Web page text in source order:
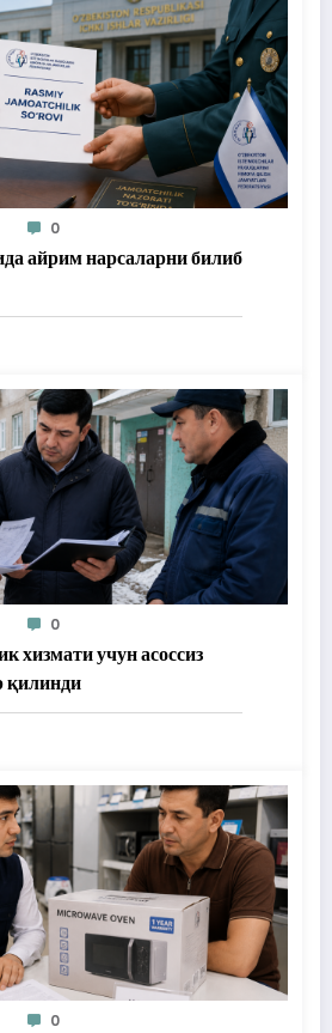
0
айрим нарсаларни билиб
0
хизмати учун асоссиз
қилинди
0